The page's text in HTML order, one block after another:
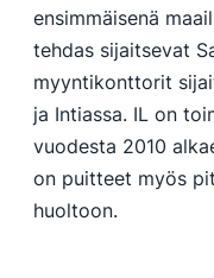
ensimmäisenä
tehdas sijaitsevat
myyntikonttorit
ja Intiassa. IL on
vuodesta 2010
on puitteet myös
huoltoon.